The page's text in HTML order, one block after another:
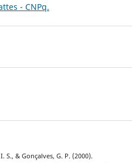
- CNPq.
S., & Gonçalves, G. P. (2000).